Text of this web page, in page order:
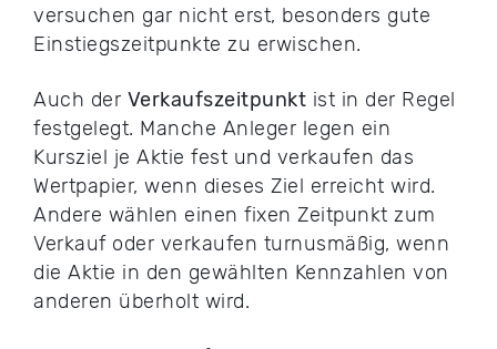
versuchen gar nicht erst, besonders gute
Einstiegszeitpunkte zu erwischen.
Auch der Verkaufszeitpunkt ist in der Regel
festgelegt. Manche Anleger legen ein
Kursziel je Aktie fest und verkaufen das
Wertpapier, wenn dieses Ziel erreicht wird.
Andere wählen einen fixen Zeitpunkt zum
Verkauf oder verkaufen turnusmäßig, wenn
die Aktie in den gewählten Kennzahlen von
anderen überholt wird.